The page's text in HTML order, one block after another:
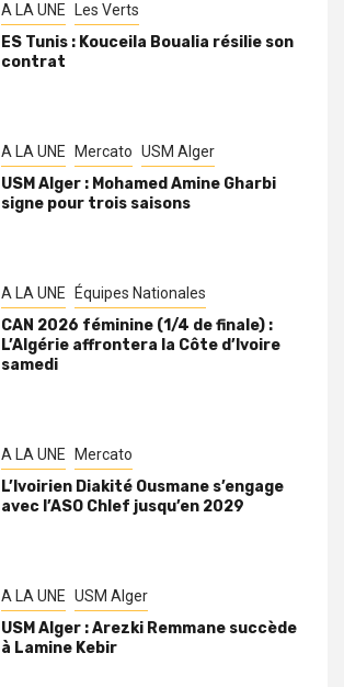
A LA UNE Les Verts
ES Tunis : Kouceila Boualia résilie son
contrat
A LA UNE Mercato USM Alger
USM Alger : Mohamed Amine Gharbi
signe pour trois saisons
A LA UNE Équipes Nationales
CAN 2026 féminine (1/4 de finale) :
L’Algérie affrontera la Côte d’Ivoire
samedi
A LA UNE Mercato
L’Ivoirien Diakité Ousmane s’engage
avec l’ASO Chlef jusqu’en 2029
A LA UNE USM Alger
USM Alger : Arezki Remmane succède
à Lamine Kebir